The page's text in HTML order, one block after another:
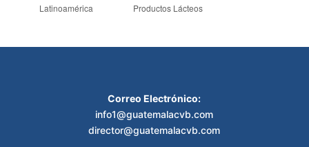
Latinoamérica
Productos Lácteos
Correo Electrónico:
info1@guatemalacvb.com
director@guatemalacvb.com